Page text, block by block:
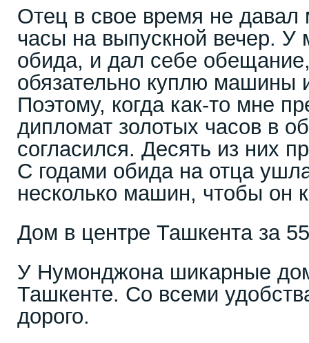
Отец в свое время не
часы на выпускной вечер. У
обида, и дал себе
обязательно куплю машины
Поэтому, когда как-то мне
дипломат золотых часов в
согласился. Десять из них
С годами обида на отца
несколько машин, чтобы он
Дом в центре Ташкента за
У Нумонджона шикарные
Ташкенте. Со всеми
дорого.